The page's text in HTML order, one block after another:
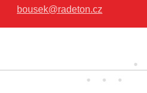
bousek@radeton.cz